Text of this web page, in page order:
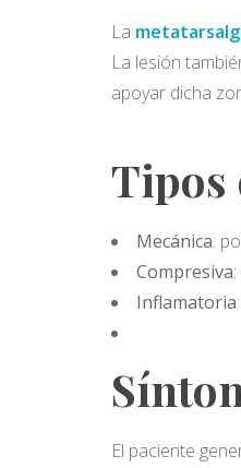
La
La lesión
apoyar dicha
Tipos
Mecánica:
Compresiva
Inflamatoria
El paciente